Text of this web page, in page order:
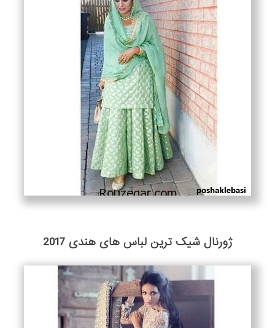
‎ژورنال شیک ترین لباس های هندی 2017